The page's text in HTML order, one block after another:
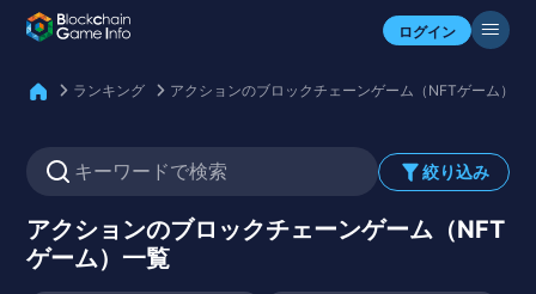
ログイン
自分のアセットを確認
ランキング アクションのブロックチェーンゲーム（NFTゲーム）一
絞り込み
アクションのブロックチェーンゲーム（NFT
ゲーム）一覧